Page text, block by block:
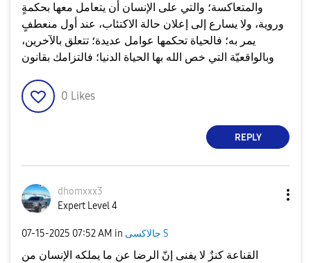
والمتعاكسة؛ والتي على الإنسان أن يتعامل معها بحكمةٍ
وروية، ولا يسارع إلى إعلان حالة الاكتئاب، عند أول منعطفٍ
يمر به؛ فالحياة تحكمها عوامل عديدة؛ تتعلق بالآخرين،
وبالواقعيّة التي خص الله بها الحياة الدنيا؛ فالتزامك بقانون
0 Likes
REPLY
dhomxxx3
Expert Level 4
‎07-15-2025 07:52 AM in جالاكسى S
القناعة كنزٌ لا يفنى إنّ الرضا عن ما يملكه الإنسان من